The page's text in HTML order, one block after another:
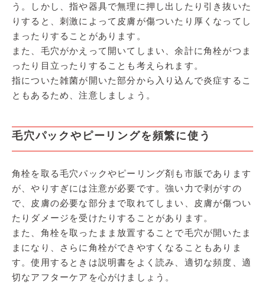
う。しかし、指や器具で無理に押し出したり引き抜いた
りすると、刺激によって皮膚が傷ついたり厚くなってし
まったりすることがあります。
また、毛穴がかえって開いてしまい、余計に角栓がつま
ったり目立ったりすることも考えられます。
指についた雑菌が開いた部分から入り込んで炎症するこ
ともあるため、注意しましょう。
毛穴パックやピーリングを頻繁に使う
角栓を取る毛穴パックやピーリング剤も市販であります
が、やりすぎには注意が必要です。強い力で剥がすの
で、皮膚の必要な部分まで取れてしまい、皮膚が傷つい
たりダメージを受けたりすることがあります。
また、角栓を取ったまま放置することで毛穴が開いたま
まになり、さらに角栓ができやすくなることもありま
す。使用するときは説明書をよく読み、適切な頻度、適
切なアフターケアを心がけましょう。